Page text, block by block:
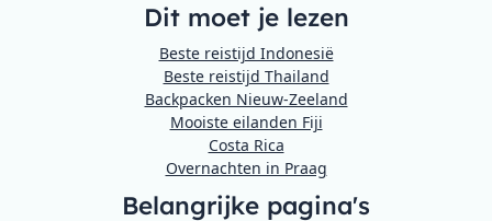
Dit moet je lezen
Beste reistijd Indonesië
Beste reistijd Thailand
Backpacken Nieuw-Zeeland
Mooiste eilanden Fiji
Costa Rica
Overnachten in Praag
Belangrijke pagina's